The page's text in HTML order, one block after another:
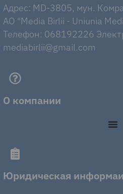
Адрес: MD-3805, мун.
AO "Media Birlii - Uniunia
Телефон: 068192226
mediabirlii@gmail.com
О компании
Юридическая